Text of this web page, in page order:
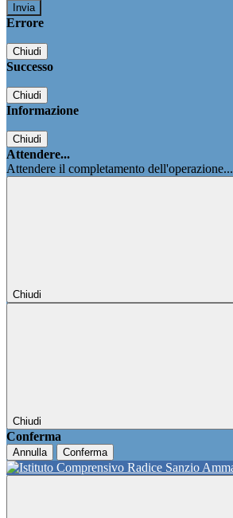
Errore
Chiudi
Successo
Chiudi
Informazione
Chiudi
Attendere...
Attendere il completamento dell'operazione...
Chiudi
Chiudi
Conferma
Annulla Conferma